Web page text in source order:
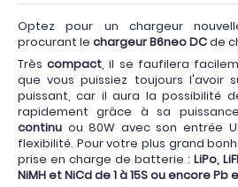
Optez pour un chargeur
procurant le chargeur B6neo DCde
Trèscompact , il se faufilera
que vous puissiez toujours l'avoir
puissant, car il aura la possibilité
rapidement grâce à sa
continu ou 80W avec son entrée
flexibilité. Pour votre plus grand
prise en charge de batterie :LiPo,
NiMH et NiCd de 1 à 15S ou encore Pb